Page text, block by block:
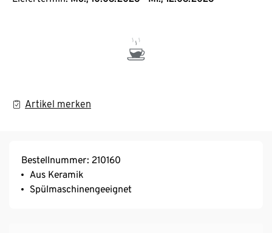
Artikel merken
Bestellnummer: 210160
Aus Keramik
Spülmaschinengeeignet